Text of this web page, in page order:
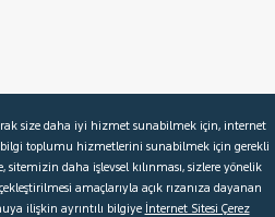
size daha iyi hizmet sunabilmek için, internet
bilgi toplumu hizmetlerini sunabilmek için gerekli
daha işlevsel kılınması, sizlere yönelik
amaçlarıyla açık rızanıza dayanan
ilişkin ayrıntılı bilgiye İnternet Sitesi Çerez